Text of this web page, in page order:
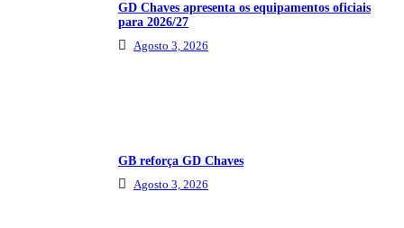
GD Chaves apresenta os equipamentos oficiais
para 2026/27
Agosto 3, 2026
GB reforça GD Chaves
Agosto 3, 2026